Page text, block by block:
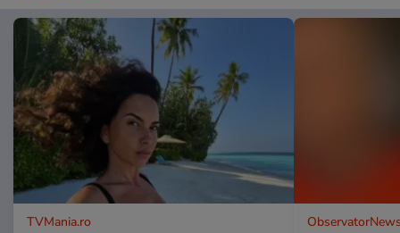
TVMania.ro